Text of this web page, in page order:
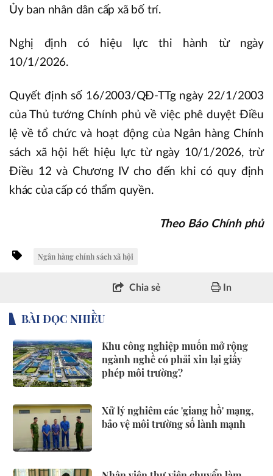
Ủy ban nhân dân cấp xã bố trí.
Nghị định có hiệu lực thi hành từ ngày
10/1/2026.
Quyết định số 16/2003/QĐ-TTg ngày 22/1/2003
của Thủ tướng Chính phủ về việc phê duyệt Điều
lệ về tổ chức và hoạt động của Ngân hàng Chính
sách xã hội hết hiệu lực từ ngày 10/1/2026, trừ
Điều 12 và Chương IV cho đến khi có quy định
khác của cấp có thẩm quyền.
Theo Báo Chính phủ
Ngân hàng chính sách xã hội
Chia sẻ In
BÀI ĐỌC NHIỀU
Khu công nghiệp muốn mở rộng
ngành nghề có phải xin lại giấy
phép môi trường?
Xử lý nghiêm các 'giang hồ' mạng,
bảo vệ môi trường số lành mạnh